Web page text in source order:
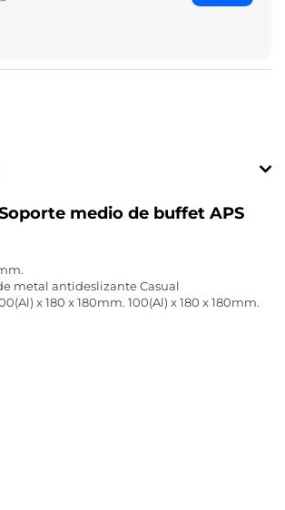
medio de buffet APS
metal antideslizante Casual
x 180 x 180mm. 100(Al) x 180 x 180mm.